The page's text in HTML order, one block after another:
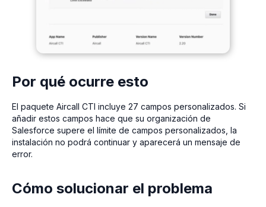
Por qué ocurre esto
El paquete Aircall CTI incluye 27 campos personalizados. Si
añadir estos campos hace que su organización de
Salesforce supere el límite de campos personalizados, la
instalación no podrá continuar y aparecerá un mensaje de
error.
Cómo solucionar el problema